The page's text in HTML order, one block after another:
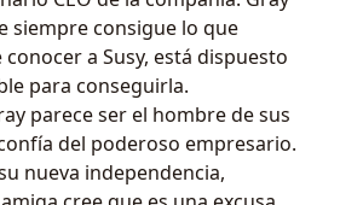
siempre consigue lo que
a Susy, está dispuesto
para conseguirla.
parece ser el hombre de sus
del poderoso empresario.
nueva independencia,